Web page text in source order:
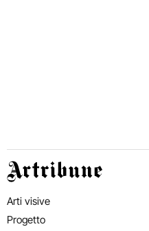
Artribune
Arti visive
Progetto